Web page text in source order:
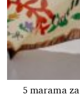
5 marama